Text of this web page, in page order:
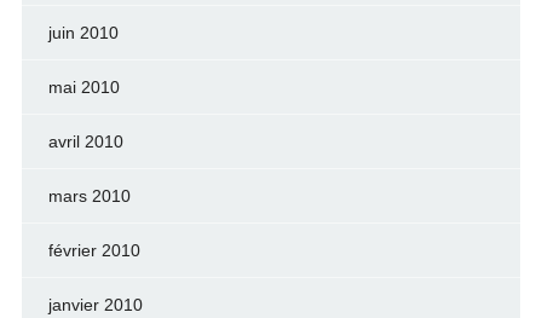
juin 2010
mai 2010
avril 2010
mars 2010
février 2010
janvier 2010